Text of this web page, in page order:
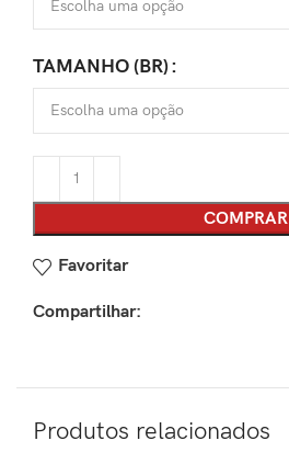
TAMANHO (BR)
COMPRAR
Favoritar
Compartilhar:
Produtos relacionados